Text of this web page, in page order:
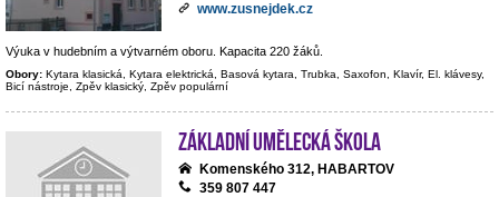
www.zusnejdek.cz
Výuka v hudebním a výtvarném oboru. Kapacita 220 žáků.
Obory: Kytara klasická, Kytara elektrická, Basová kytara, Trubka, Saxofon, Klavír, El. klávesy,
Bicí nástroje, Zpěv klasický, Zpěv populární
Základní umělecká škola
Komenského 312, HABARTOV
359 807 447